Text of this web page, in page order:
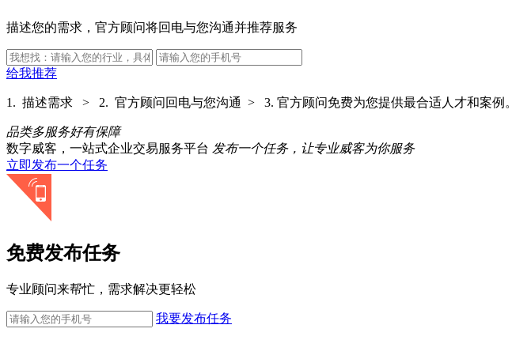
描述您的需求，官方顾问将回电与您沟通并推荐服务
给我推荐
1. 描述需求 > 2. 官方顾问回电与您沟通 > 3. 官方顾问免费为您提供最合适人才和案例。
品类多服务好有保障
数字威客，一站式企业交易服务平台 发布一个任务，让专业威客为你服务
立即发布一个任务
免费发布任务
专业顾问来帮忙，需求解决更轻松
我要发布任务